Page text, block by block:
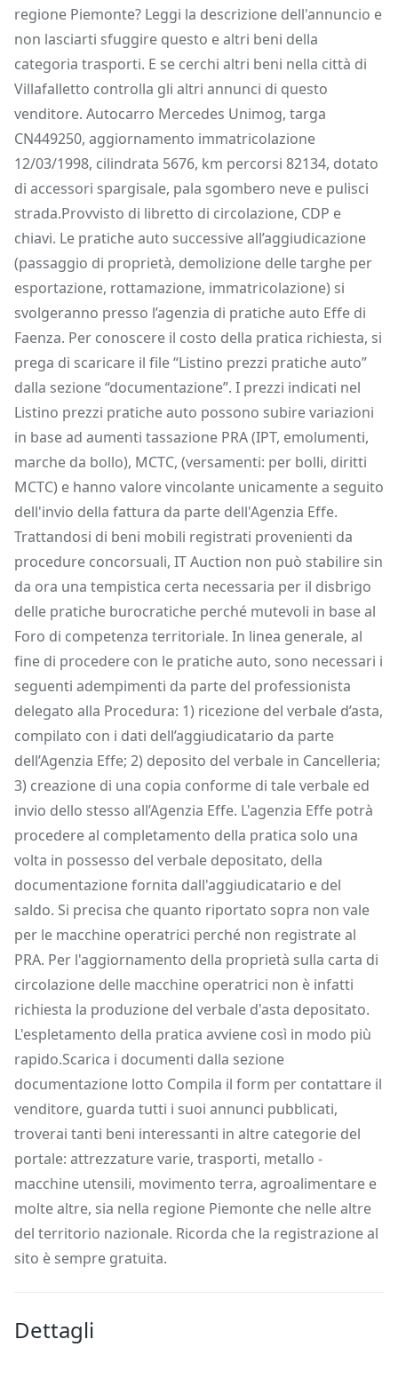
regione Piemonte? Leggi la descrizione dell'annuncio e
non lasciarti sfuggire questo e altri beni della
categoria trasporti. E se cerchi altri beni nella città di
Villafalletto controlla gli altri annunci di questo
venditore. Autocarro Mercedes Unimog, targa
CN449250, aggiornamento immatricolazione
12/03/1998, cilindrata 5676, km percorsi 82134, dotato
di accessori spargisale, pala sgombero neve e pulisci
strada.Provvisto di libretto di circolazione, CDP e
chiavi. Le pratiche auto successive all’aggiudicazione
(passaggio di proprietà, demolizione delle targhe per
esportazione, rottamazione, immatricolazione) si
svolgeranno presso l’agenzia di pratiche auto Effe di
Faenza. Per conoscere il costo della pratica richiesta, si
prega di scaricare il file “Listino prezzi pratiche auto”
dalla sezione “documentazione”. I prezzi indicati nel
Listino prezzi pratiche auto possono subire variazioni
in base ad aumenti tassazione PRA (IPT, emolumenti,
marche da bollo), MCTC, (versamenti: per bolli, diritti
MCTC) e hanno valore vincolante unicamente a seguito
dell'invio della fattura da parte dell'Agenzia Effe.
Trattandosi di beni mobili registrati provenienti da
procedure concorsuali, IT Auction non può stabilire sin
da ora una tempistica certa necessaria per il disbrigo
delle pratiche burocratiche perché mutevoli in base al
Foro di competenza territoriale. In linea generale, al
fine di procedere con le pratiche auto, sono necessari i
seguenti adempimenti da parte del professionista
delegato alla Procedura: 1) ricezione del verbale d’asta,
compilato con i dati dell’aggiudicatario da parte
dell’Agenzia Effe; 2) deposito del verbale in Cancelleria;
3) creazione di una copia conforme di tale verbale ed
invio dello stesso all’Agenzia Effe. L'agenzia Effe potrà
procedere al completamento della pratica solo una
volta in possesso del verbale depositato, della
documentazione fornita dall'aggiudicatario e del
saldo. Si precisa che quanto riportato sopra non vale
per le macchine operatrici perché non registrate al
PRA. Per l'aggiornamento della proprietà sulla carta di
circolazione delle macchine operatrici non è infatti
richiesta la produzione del verbale d'asta depositato.
L'espletamento della pratica avviene così in modo più
rapido.Scarica i documenti dalla sezione
documentazione lotto Compila il form per contattare il
venditore, guarda tutti i suoi annunci pubblicati,
troverai tanti beni interessanti in altre categorie del
portale: attrezzature varie, trasporti, metallo -
macchine utensili, movimento terra, agroalimentare e
molte altre, sia nella regione Piemonte che nelle altre
del territorio nazionale. Ricorda che la registrazione al
sito è sempre gratuita.
Dettagli